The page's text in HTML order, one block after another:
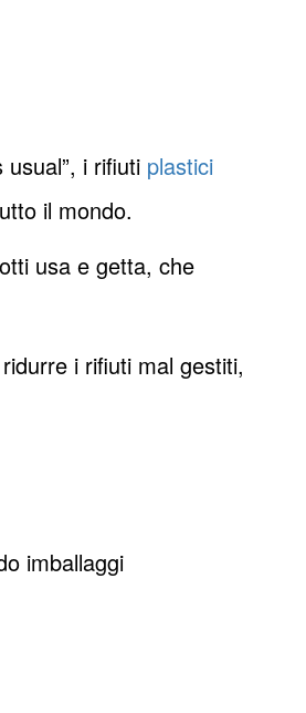
i rifiuti plastici
il mondo.
usa e getta, che
i rifiuti mal gestiti,
imballaggi